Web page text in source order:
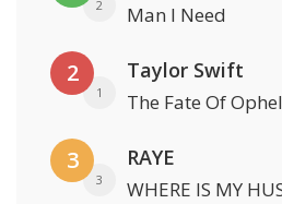
2 Man I Need
2
1
Taylor Swift
The Fate Of
3
3
RAYE
WHERE IS MY